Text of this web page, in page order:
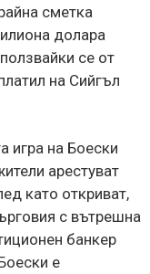
сметка
долара
се от
на Сийгъл
игра на Боески
арестуват
като откриват,
с вътрешна
банкер
е